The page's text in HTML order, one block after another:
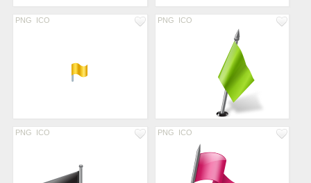
PNG ICO PNG ICO
PNG ICO PNG ICO